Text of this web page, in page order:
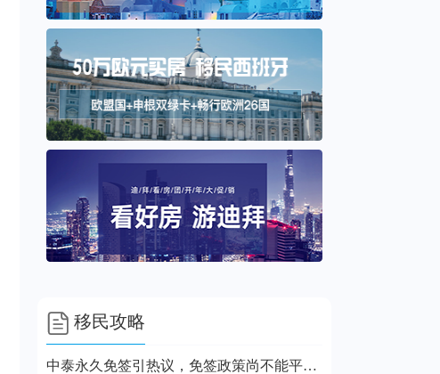
 移民攻略
中泰永久免签引热议，免签政策尚不能平替精英签